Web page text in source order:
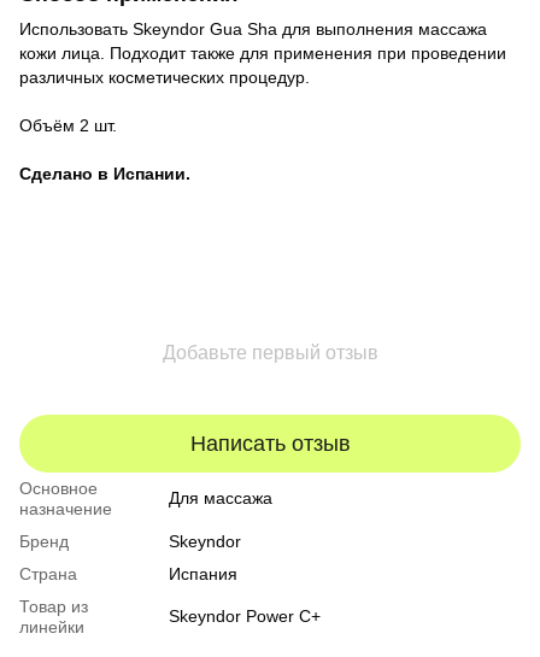
Использовать Skeyndor Gua Sha для выполнения массажа
кожи лица. Подходит также для применения при проведении
различных косметических процедур.
Объём 2 шт.
Сделано в Испании.
Добавьте первый отзыв
Написать отзыв
Основное
назначение
Для массажа
Бренд
Skeyndor
Страна
Испания
Товар из
линейки
Skeyndor Power C+